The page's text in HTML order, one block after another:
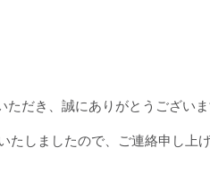
だき、誠にありがとうございま
たしましたので、ご連絡申し上げ